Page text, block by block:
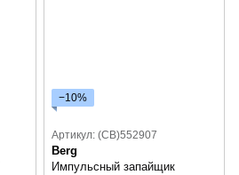
−10%
Артикул: (CB)552907
Berg
Импульсный запайщик